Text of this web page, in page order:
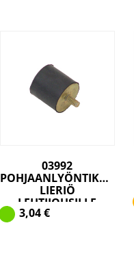
03992
POHJAANLYÖNTIKUMI
LIERIÖ
LEHTIJOUSILLE
3,04€